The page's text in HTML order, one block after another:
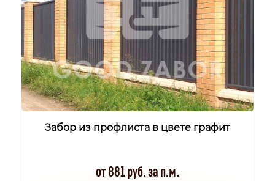
Забор из профлиста в цвете графит
от 881 руб. за п.м.